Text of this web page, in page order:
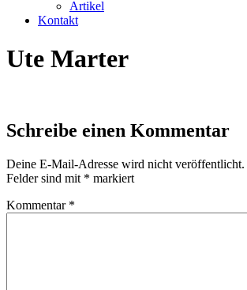
Artikel
Kontakt
Ute Marter
Schreibe einen Kommentar
Deine E-Mail-Adresse wird nicht veröffentlicht.
Felder sind mit * markiert
Kommentar *